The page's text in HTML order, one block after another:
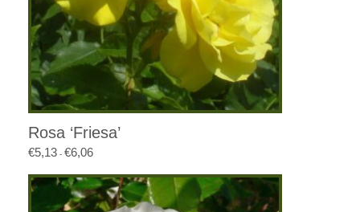
Rosa ‘Friesa’
€5,13 - €6,06Prijsklasse:
tot
€6,06